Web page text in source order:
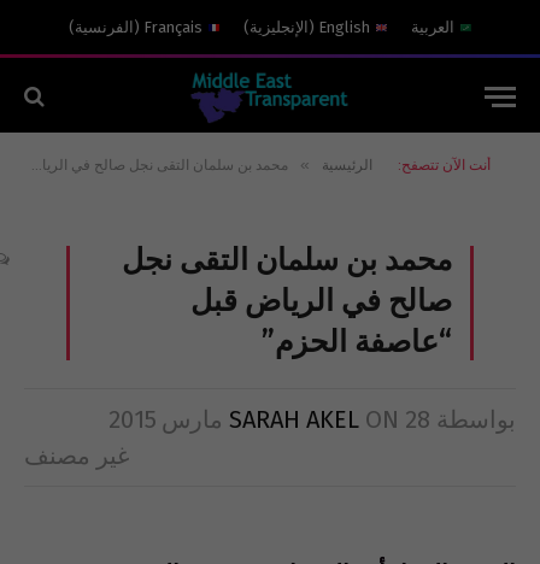
العربية English
( الإنجليزية)
Français
( الفرنسية)
أنت الآن تتصفح: الرئيسية » محمد بن سلمان التقى نجل صالح في الرياض قبل “عاصفة الحزم”
محمد بن سلمان التقى نجل
صالح في الرياض قبل
“عاصفة الحزم”
بواسطة SARAH AKEL ON 28 مارس 2015
غير مصنف